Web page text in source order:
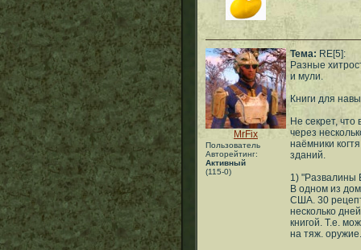
MrFix
Пользователь
Авторейтинг:
Активный
(115-0)
Тема: RE[5]:
Разные
и мули.
Книги для
Не секрет,
через
наёмники
зданий.
1) "Развалины
В одном из
США. 30
несколько
книгой. Т.е.
на тяж. оружие.